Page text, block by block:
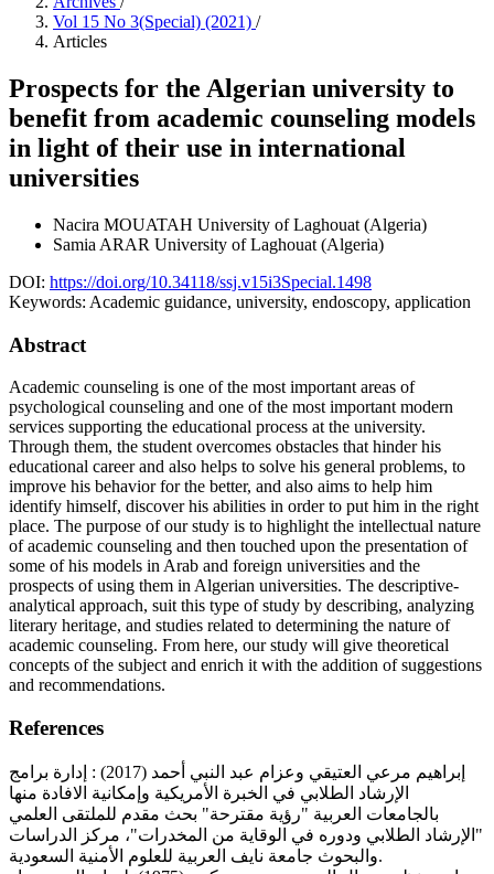
Vol 15 No 3(Special) (2021) /
Articles
Prospects for the Algerian university to
benefit from academic counseling models
in light of their use in international
universities
Nacira MOUATAH University of Laghouat (Algeria)
Samia ARAR University of Laghouat (Algeria)
DOI: https://doi.org/10.34118/ssj.v15i3Special.1498
Keywords: Academic guidance, university, endoscopy, application
Abstract
Academic counseling is one of the most important areas of
psychological counseling and one of the most important modern
services supporting the educational process at the university.
Through them, the student overcomes obstacles that hinder his
educational career and also helps to solve his general problems, to
improve his behavior for the better, and also aims to help him
identify himself, discover his abilities in order to put him in the right
place. The purpose of our study is to highlight the intellectual nature
of academic counseling and then touched upon the presentation of
some of his models in Arab and foreign universities and the
prospects of using them in Algerian universities. The descriptive-
analytical approach, suit this type of study by describing, analyzing
literary heritage, and studies related to determining the nature of
academic counseling. From here, our study will give theoretical
concepts of the subject and enrich it with the addition of suggestions
and recommendations.
References
إبراهيم مرعي العتيقي وعزام عبد النبي أحمد (2017) : إدارة برامج
الإرشاد الطلابي في الخبرة الأمريكية وإمكانية الافادة منها
بالجامعات العربية "رؤية مقترحة" بحث مقدم للملتقى العلمي
"الإرشاد الطلابي ودوره في الوقاية من المخدرات"، مركز الدراسات
والبحوث جامعة نايف العربية للعلوم الأمنية السعودية.